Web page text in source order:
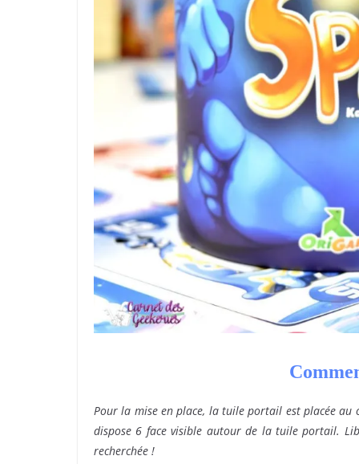
Pour la mise en place, la tuile portail est placée au
dispose 6 face visible autour de la tuile portail.
recherchée !